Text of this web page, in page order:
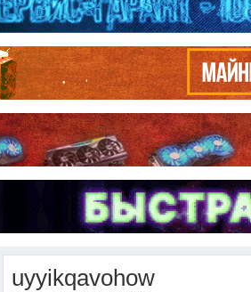
uyyikqavohow